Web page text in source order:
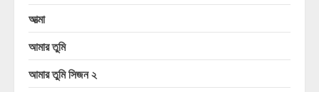
আত্মা
আমার তুমি
আমার তুমি সিজন ২